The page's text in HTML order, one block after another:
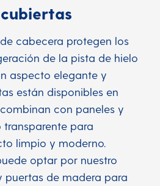
cabecera protegen los
de la pista de hielo
aspecto elegante y
están disponibles en
con paneles y
para
limpio y moderno.
optar por nuestro
puertas de madera para